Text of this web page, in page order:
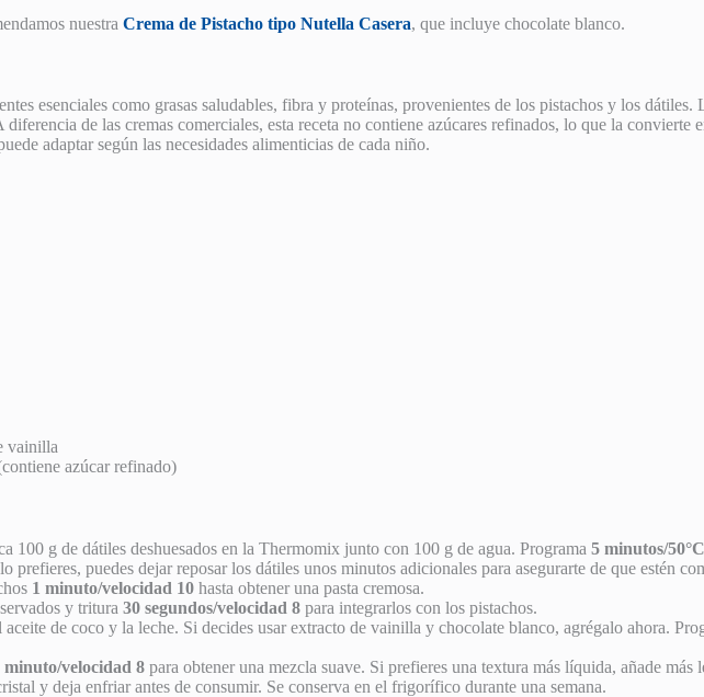
nuestra Crema de Pistacho tipo Nutella Casera, que incluye chocolate blanco.
esenciales como grasas saludables, fibra y proteínas, provenientes de los pistachos y los
de las cremas comerciales, esta receta no contiene azúcares refinados, lo que la
adaptar según las necesidades alimenticias de cada niño.
vainilla
azúcar refinado)
100 g de dátiles deshuesados en la Thermomix junto con 100 g de agua. Programa 5 minutos/
prefieres, puedes dejar reposar los dátiles unos minutos adicionales para asegurarte de que estén
1 minuto/velocidad 10 hasta obtener una pasta cremosa.
y tritura 30 segundos/velocidad 8 para integrarlos con los pistachos.
aceite de coco y la leche. Si decides usar extracto de vainilla y chocolate blanco, agrégalo ahora.
minuto/velocidad 8 para obtener una mezcla suave. Si prefieres una textura más líquida, añade más
y deja enfriar antes de consumir. Se conserva en el frigorífico durante una semana.